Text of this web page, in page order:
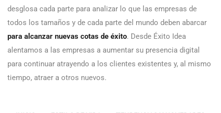
desglosa cada parte para analizar lo que las empresas de
todos los tamaños y de cada parte del mundo deben abarcar
para alcanzar nuevas cotas de éxito. Desde Éxito Idea
alentamos a las empresas a aumentar su presencia digital
para continuar atrayendo a los clientes existentes y, al mismo
tiempo, atraer a otros nuevos.